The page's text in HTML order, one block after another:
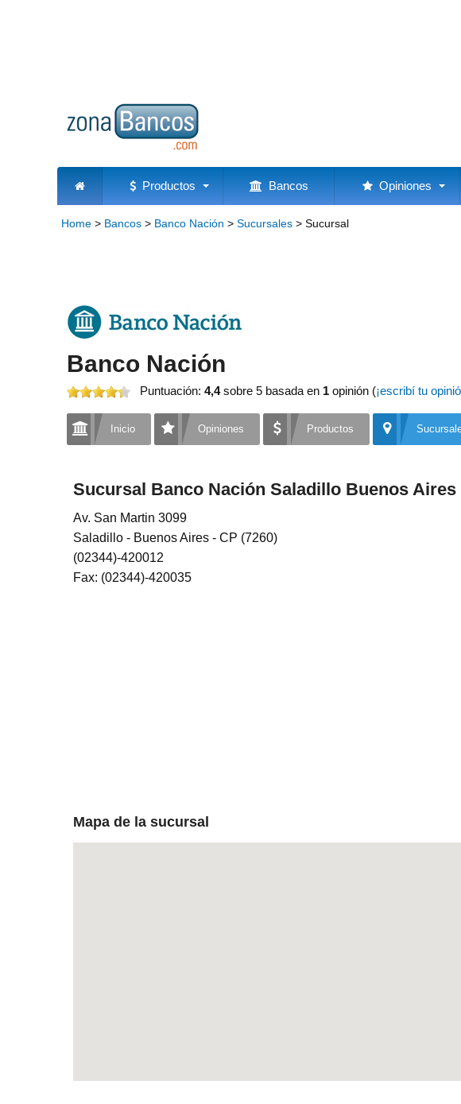
Productos Bancos Opiniones
Home > Bancos > Banco Nación > Sucursales > Sucursal
Banco Nación
Puntuación: 4,4sobre 5 basada en 1 opinión (¡escribí tu
Inicio Opiniones Productos
Sucursal Banco Nación Saladillo Buenos Aires
Av. San Martin 3099
Saladillo - Buenos Aires - CP (7260)
(02344)-420012
Fax: (02344)-420035
Mapa de la sucursal